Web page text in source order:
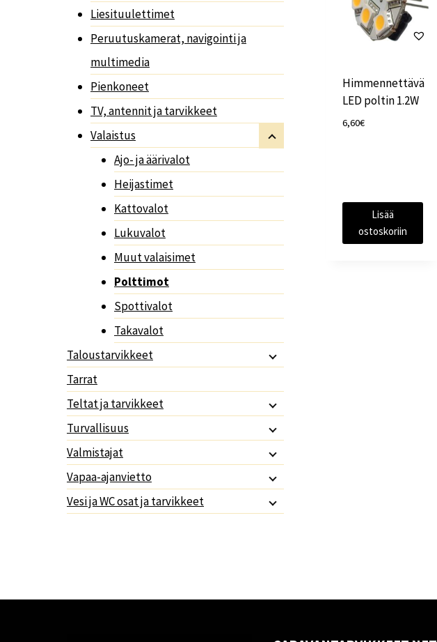
Himmennettävä
LED poltin 1.2W
6,60€
Lisää
ostoskoriin
Liesituulettimet
Peruutuskamerat, navigointi ja
multimedia
Pienkoneet
TV, antennit ja tarvikkeet
Valaistus
Ajo- ja äärivalot
Heijastimet
Kattovalot
Lukuvalot
Muut valaisimet
Polttimot
Spottivalot
Takavalot
Taloustarvikkeet
Tarrat
Teltat ja tarvikkeet
Turvallisuus
Valmistajat
Vapaa-ajanvietto
Vesi ja WC osat ja tarvikkeet